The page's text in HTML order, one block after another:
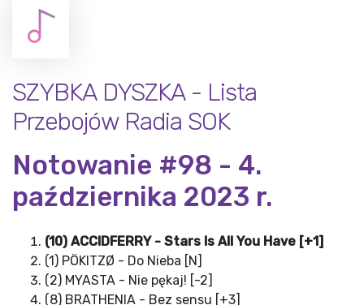
SZYBKA DYSZKA - Lista
Przebojów Radia SOK
Notowanie #98 - 4.
października 2023 r.
(10) ACCIDFERRY - Stars Is All You Have [+1]
(1) PÖKITZØ - Do Nieba [N]
(2) MYASTA - Nie pękaj! [-2]
(8) BRATHENIA - Bez sensu [+3]